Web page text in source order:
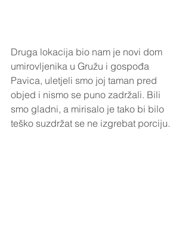
Druga lokacija bio nam je novi dom
umirovljenika u Gružu i gospođa
Pavica, uletjeli smo joj taman pred
objed i nismo se puno zadržali. Bili
smo gladni, a mirisalo je tako bi bilo
teško suzdržat se ne izgrebat porciju.